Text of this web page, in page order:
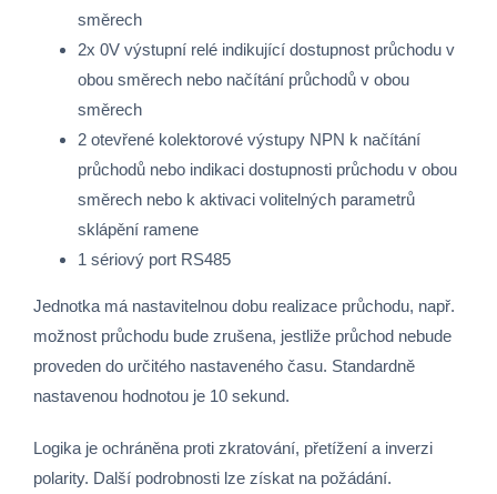
směrech
2x 0V výstupní relé indikující dostupnost průchodu v
obou směrech nebo načítání průchodů v obou
směrech
2 otevřené kolektorové výstupy NPN k načítání
průchodů nebo indikaci dostupnosti průchodu v obou
směrech nebo k aktivaci volitelných parametrů
sklápění ramene
1 sériový port RS485
Jednotka má nastavitelnou dobu realizace průchodu, např.
možnost průchodu bude zrušena, jestliže průchod nebude
proveden do určitého nastaveného času. Standardně
nastavenou hodnotou je 10 sekund.
Logika je ochráněna proti zkratování, přetížení a inverzi
polarity. Další podrobnosti lze získat na požádání.